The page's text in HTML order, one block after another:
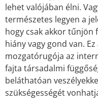
lehet valójában élni.
természetes legyen a
hogy csak akkor tűnjön
hiány vagy gond van.
mozgatórugója az
fajta társadalmi
beláthatóan
szükségességét